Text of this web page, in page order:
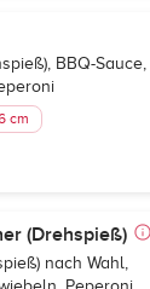
BBQ-Sauce,
cm
(Drehspieß)
nach Wahl,